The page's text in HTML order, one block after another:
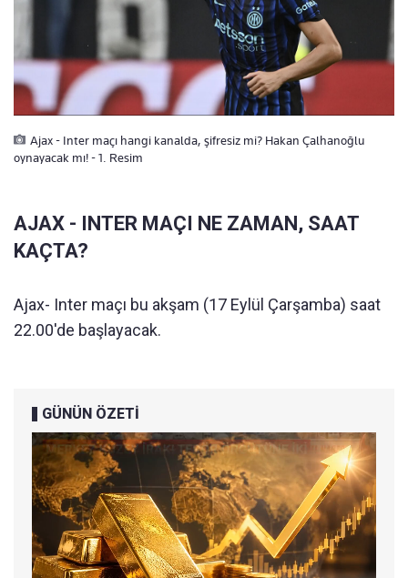
Ajax - Inter maçı hangi kanalda, şifresiz mi? Hakan Çalhanoğlu
oynayacak mı! - 1. Resim
AJAX - INTER MAÇI NE ZAMAN, SAAT
KAÇTA?
Ajax- Inter maçı bu akşam (17 Eylül Çarşamba) saat
22.00'de başlayacak.
GÜNÜN ÖZETİ